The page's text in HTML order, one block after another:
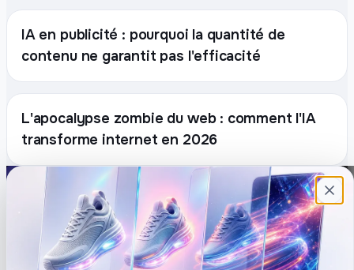
IA en publicité : pourquoi la quantité de
contenu ne garantit pas l'efficacité
L'apocalypse zombie du web : comment l'IA
transforme internet en 2026
Plateforme française de création de
contenu avec l’IA. Demandez, Roboto crée.
DÉCOUVRIR COMPTE